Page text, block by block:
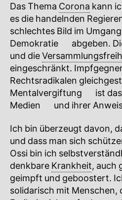
Das Thema Corona kann
es die handelnden
schlechtes Bild im
Demokratie
abgeben.
und die
eingeschränkt.
Rechtsradikalen
Mentalvergiftung
ist
Medien
und ihrer
Ich bin überzeugt davon,
und dass man sich
Ossi bin ich
denkbare Krankheit, auch
geimpft und geboostert.
solidarisch mit Menschen,